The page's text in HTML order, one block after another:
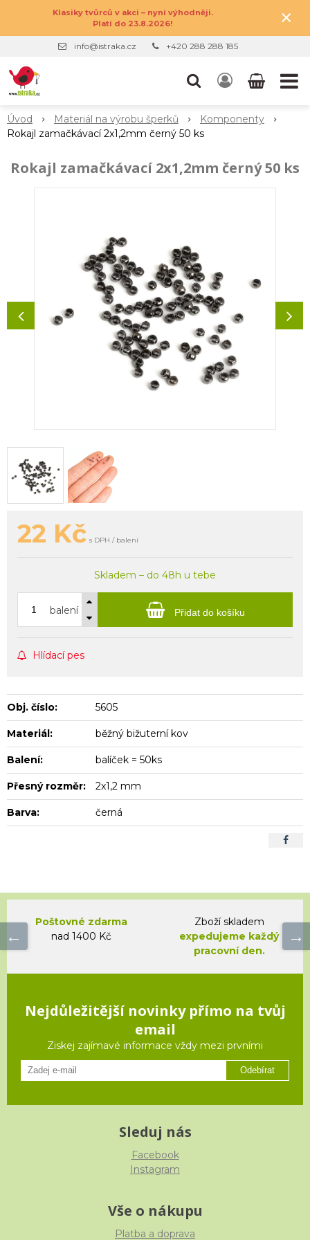
Klasiky tvůrců v akci – nyní výhodněji.
Platí do 23.8.2026!
×
info@istraka.cz +420 288 288 185
Úvod Materiál na výrobu šperků
Komponenty
Rokajl zamačkávací 2x1,2mm černý 50 ks
Rokajl zamačkávací 2x1,2mm černý 50 ks
22 Kč s DPH / balení
Skladem – do 48h u tebe
balení Přidat do košíku
Hlídací pes
Obj. číslo: 5605
Materiál: běžný bižuterní kov
Balení: balíček = 50ks
Přesný rozměr: 2x1,2 mm
Barva: černá
Poštovné zdarma
nad 1400 Kč
Zboží skladem
expedujeme každý
pracovní den.
Nejdůležitější novinky přímo na tvůj
email
Ziskej zajímavé informace vždy mezi prvními
Odebírat
Sleduj nás
Facebook
Instagram
Vše o nákupu
Platba a doprava